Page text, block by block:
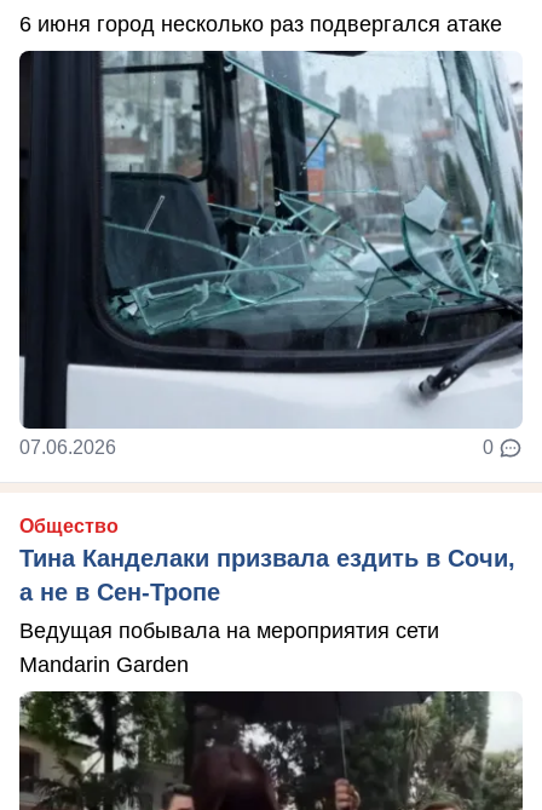
6 июня город несколько раз подвергался атаке
07.06.2026 0
Общество
Тина Канделаки призвала ездить в Сочи,
а не в Сен-Тропе
Ведущая побывала на мероприятия сети
Mandarin Garden